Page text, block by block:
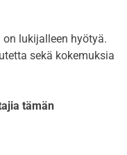
lukijalleen hyötyä.
sekä kokemuksia
tämän